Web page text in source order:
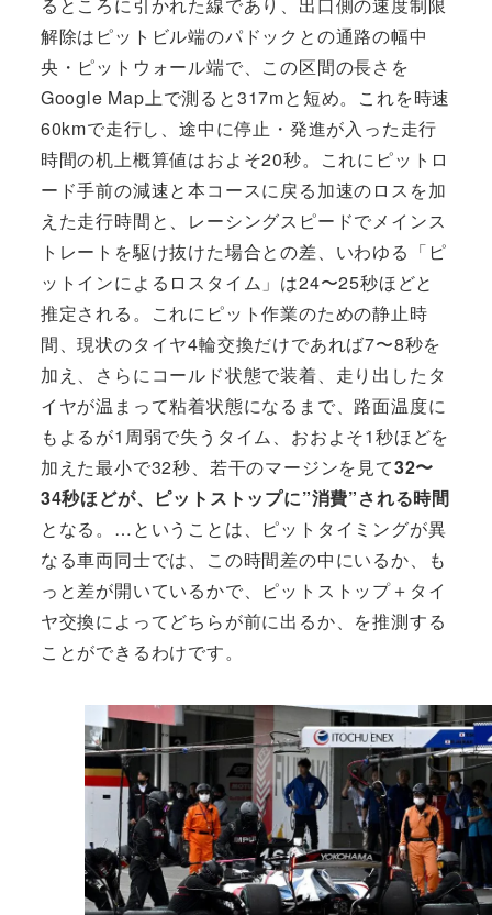
るところに引かれた線であり、出口側の速度制限
解除はピットビル端のパドックとの通路の幅中
央・ピットウォール端で、この区間の長さを
Google Map上で測ると317mと短め。これを時速
60kmで走行し、途中に停止・発進が入った走行
時間の机上概算値はおよそ20秒。これにピットロ
ード手前の減速と本コースに戻る加速のロスを加
えた走行時間と、レーシングスピードでメインス
トレートを駆け抜けた場合との差、いわゆる「ピ
ットインによるロスタイム」は24〜25秒ほどと
推定される。これにピット作業のための静止時
間、現状のタイヤ4輪交換だけであれば7〜8秒を
加え、さらにコールド状態で装着、走り出したタ
イヤが温まって粘着状態になるまで、路面温度に
もよるが1周弱で失うタイム、おおよそ1秒ほどを
加えた最小で32秒、若干のマージンを見て32〜
34秒ほどが、ピットストップに”消費”される時間
となる。…ということは、ピットタイミングが異
なる車両同士では、この時間差の中にいるか、も
っと差が開いているかで、ピットストップ＋タイ
ヤ交換によってどちらが前に出るか、を推測する
ことができるわけです。